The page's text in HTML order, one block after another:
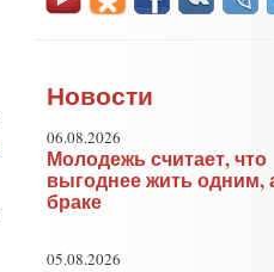
Новости
06.08.2026
Молодежь считает, что
выгоднее жить одним,
браке
05.08.2026